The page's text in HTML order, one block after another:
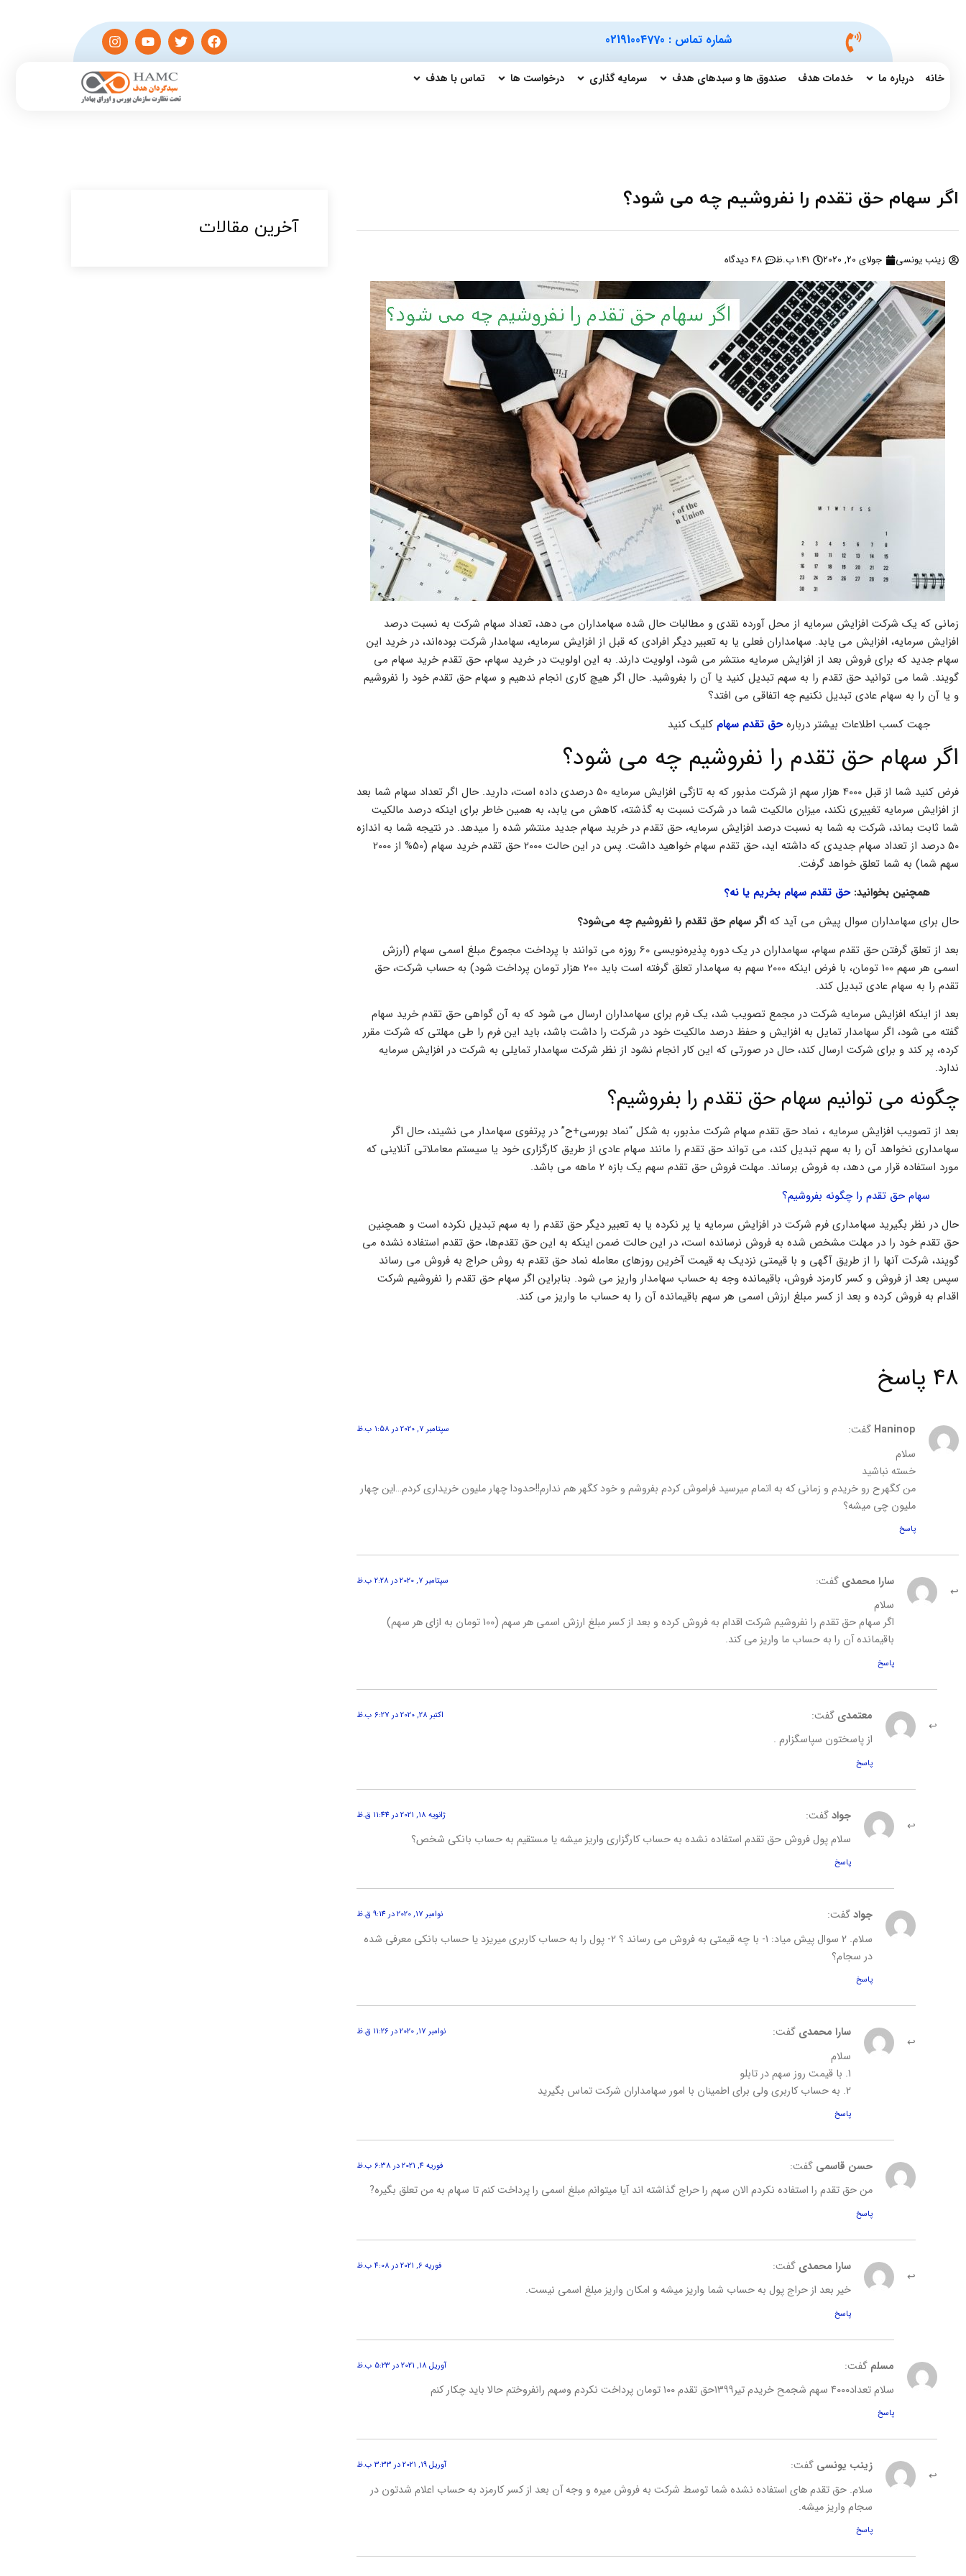
شماره تماس : 02191004770
خانه درباره ما خدمات هدف صندوق ها و سبدهای هدف سرمایه گذاری درخواست ها تماس با هدف
اگر سهام حق تقدم را نفروشیم چه می شود؟
زینب یونسی جولای 20, 2020 1:41 ب.ظ 48 دیدگاه
زمانی که یک شرکت افزایش سرمایه از محل آورده نقدی و مطالبات حال شده سهامداران می دهد، تعداد سهام شرکت به نسبت درصد
افزایش سرمایه، افزایش می یابد. سهامداران فعلی یا به تعبیر دیگر افرادی که قبل از افزایش سرمایه، سهامدار شرکت بوده‌اند، در خرید این
سهام جدید که برای فروش بعد از افزایش سرمایه منتشر می شود، اولویت دارند. به این اولویت در خرید سهام، حق تقدم خرید سهام می
گویند. شما می توانید حق تقدم را به سهم تبدیل کنید یا آن را بفروشید. حال اگر هیچ کاری انجام ندهیم و سهام حق تقدم خود را نفروشیم
و یا آن را به سهام عادی تبدیل نکنیم چه اتفاقی می افتد؟
جهت کسب اطلاعات بیشتر دربارهحق تقدم سهام کلیک کنید
اگر سهام حق تقدم را نفروشیم چه می شود؟
فرض کنید شما از قبل 4000 هزار سهم از شرکت مذبور که به تازگی افزایش سرمایه 50 درصدی داده است، دارید. حال اگر تعداد سهام شما بعد
از افزایش سرمایه تغییری نکند، میزان مالکیت شما در شرکت نسبت به گذشته، کاهش می یابد، به همین خاطر برای اینکه درصد مالکیت
شما ثابت بماند، شرکت به شما به نسبت درصد افزایش سرمایه، حق تقدم در خرید سهام جدید منتشر شده را میدهد. در نتیجه شما به اندازه
50 درصد از تعداد سهام جدیدی که داشته اید، حق تقدم سهام خواهید داشت. پس در این حالت 2000 حق تقدم خرید سهام (50% از 2000
سهم شما) به شما تعلق خواهد گرفت.
همچنین بخوانید:حق تقدم سهام بخریم یا نه؟
حال برای سهامداران سوال پیش می آید که اگر سهام حق تقدم را نفروشیم چه می‌شود؟
بعد از تعلق گرفتن حق تقدم سهام، سهامداران در یک دوره پذیره‌نویسی 60 روزه می توانند با پرداخت مجموع مبلغ اسمی سهام (ارزش
اسمی هر سهم 100 تومان، با فرض اینکه 2000 سهم به سهامدار تعلق گرفته است باید 200 هزار تومان پرداخت شود) به حساب شرکت، حق
تقدم را به سهام عادی تبدیل کند.
بعد از اینکه افزایش سرمایه شرکت در مجمع تصویب شد، یک فرم برای سهامداران ارسال می شود که به آن گواهی حق تقدم خرید سهام
گفته می شود، اگر سهامدار تمایل به افزایش و حفظ درصد مالکیت خود در شرکت را داشت باشد، باید این فرم را طی مهلتی که شرکت مقرر
کرده، پر کند و برای شرکت ارسال کند، حال در صورتی که این کار انجام نشود از نظر شرکت سهامدار تمایلی به شرکت در افزایش سرمایه
ندارد.
چگونه می توانیم سهام حق تقدم را بفروشیم؟
بعد از تصویب افزایش سرمایه ، نماد حق تقدم سهام شرکت مذبور، به شکل “نماد بورسی+ح” در پرتفوی سهامدار می نشیند، حال اگر
سهامداری نخواهد آن را به سهم تبدیل کند، می تواند حق تقدم را مانند سهام عادی از طریق کارگزاری خود یا سیستم معاملاتی آنلاینی که
مورد استفاده قرار می دهد، به فروش برساند. مهلت فروش حق تقدم سهم یک بازه 2 ماهه می باشد.
سهام حق تقدم را چگونه بفروشیم؟
حال در نظر بگیرید سهامداری فرم شرکت در افزایش سرمایه یا پر نکرده یا به تعبیر دیگر حق تقدم را به سهم تبدیل نکرده است و همچنین
حق تقدم خود را در مهلت مشخص شده به فروش نرسانده است، در این حالت ضمن اینکه به این حق تقدم‌ها، حق تقدم استفاده نشده می
گویند، شرکت آنها را از طریق آگهی و با قیمتی نزدیک به قیمت آخرین روزهای معامله نماد حق تقدم به روش حراج به فروش می رساند
سپس بعد از فروش و کسر کارمزد فروش، باقیمانده وجه به حساب سهامدار واریز می شود. بنابراین اگر سهام حق تقدم را نفروشیم شرکت
اقدام به فروش کرده و بعد از کسر مبلغ ارزش اسمی هر سهم باقیمانده آن را به حساب ما واریز می کند.
48 پاسخ
Haninop گفت: سپتامبر 7, 2020 در 1:58 ب.ظ
سلام
خسته نباشید
من کگهرح رو خریدم و زمانی که به اتمام میرسید فراموش کردم بفروشم و خود کگهر هم ندارم!!حدودا چهار ملیون خریداری کردم…این چهار
ملیون چی میشه؟
پاسخ
سارا محمدی گفت: سپتامبر 7, 2020 در 2:28 ب.ظ
سلام
اگر سهام حق تقدم را نفروشیم شرکت اقدام به فروش کرده و بعد از کسر مبلغ ارزش اسمی هر سهم (100 تومان به ازای هر سهم)
باقیمانده آن را به حساب ما واریز می کند.
پاسخ
معتمدی گفت: اکتبر 28, 2020 در 6:27 ب.ظ
از پاسختون سپاسگزارم .
پاسخ
جوادگفت: ژانویه 18, 2021 در 11:44 ق.ظ
سلام پول فروش حق تقدم استفاده نشده به حساب کارگزاری واریز میشه یا مستقیم به حساب بانکی شخص؟
پاسخ
جوادگفت: نوامبر 17, 2020 در 9:14 ق.ظ
سلام. 2 سوال پیش میاد: 1- با چه قیمتی به فروش می رساند ؟ 2- پول را به حساب کاربری میریزد یا حساب بانکی معرفی شده
در سجام؟
پاسخ
سارا محمدی گفت: نوامبر 17, 2020 در 11:26 ق.ظ
سلام
1. با قیمت روز سهم در تابلو
2. به حساب کاربری ولی برای اطمینان با امور سهامداران شرکت تماس بگیرید
پاسخ
حسن قاسمی گفت: فوریه 4, 2021 در 6:38 ب.ظ
من حق تقدم را استفاده نکردم الان سهم را حراج گذاشته اند آیا میتوانم مبلغ اسمی را پرداخت کنم تا سهام به من تعلق بگیره?
پاسخ
سارا محمدی گفت: فوریه 6, 2021 در 4:08 ب.ظ
خیر بعد از حراج پول به حساب شما واریز میشه و امکان واریز مبلغ اسمی نیست.
پاسخ
مسلم گفت: آوریل 18, 2021 در 5:23 ب.ظ
سلام تعداد۴۰۰۰ سهم شجمح خریدم تیر۱۳۹۹حق تقدم ۱۰۰ تومان پرداخت نکردم وسهم رانفروختم حالا باید چکار کنم
پاسخ
زینب یونسی گفت: آوریل 19, 2021 در 3:33 ب.ظ
سلام. حق تقدم های استفاده نشده شما توسط شرکت به فروش میره و وجه آن بعد از کسر کارمزد به حساب اعلام شدتون در
سجام واریز میشه.
پاسخ
آخرین مقالات​